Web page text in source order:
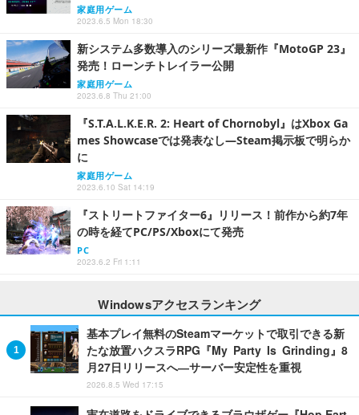
家庭用ゲーム
2023.6.5 Mon 18:30
新システム多数導入のシリーズ最新作『MotoGP 23』
発売！ローンチトレイラー公開
家庭用ゲーム
2023.6.8 Thu 21:00
『S.T.A.L.K.E.R. 2: Heart of Chornobyl』はXbox Ga
mes Showcaseでは発表なし―Steam掲示板で明らか
に
家庭用ゲーム
2023.6.10 Sat 14:19
『ストリートファイター6』リリース！前作から約7年
の時を経てPC/PS/Xboxにて発売
PC
2023.6.2 Fri 1:11
Windowsアクセスランキング
基本プレイ無料のSteamマーケットで取引できる新
たな放置ハクスラRPG『My Party Is Grinding』8
月27日リリースへ―サーバー安定性を重視
2026.8.5 Wed 17:15